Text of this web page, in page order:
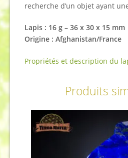
recherche d’un objet ayant
Lapis : 16 g – 36 x 30 x 15 mm
Origine : Afghanistan/France
Propriétés et description du
Produits